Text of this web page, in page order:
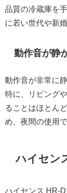
品質の冷蔵庫を
に若い世代や新
動作音が静
動作音が非常に
特に、リビング
ることはほとん
め、夜間の使用
ハイセン
ハイセンス HR-